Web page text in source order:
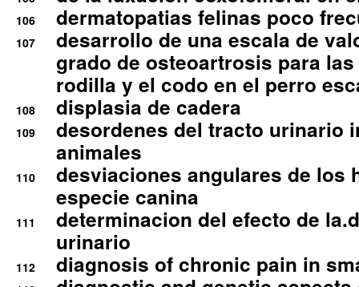
106 dermatopatias felinas poco
107
desarrollo de una escala de
grado de osteoartrosis para
rodilla y el codo en el perro
108 displasia de cadera
109
desordenes del tracto urinario
animales
110
desviaciones angulares de los
especie canina
111
determinacion del efecto de
urinario
112 diagnosis of chronic pain in